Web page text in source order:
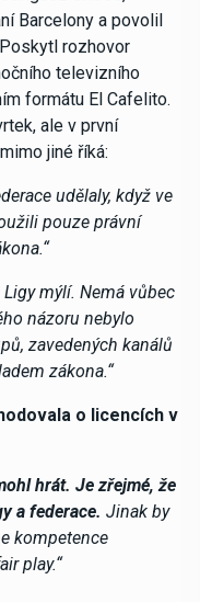
Barcelony a povolil
rozhovor
televizního
formátu El Cafelito.
ale v první
jiné říká:
udělaly, když ve
pouze právní
mýlí. Nemá vůbec
názoru nebylo
zavedených kanálů
zákona.“
o licencích v
hrát. Je zřejmé, že
a federace. Jinak by
kompetence
play.“